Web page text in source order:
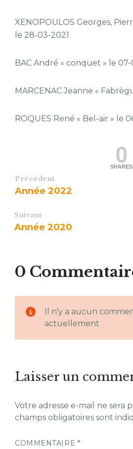
XENOPOULOS Georges,
le 28-03-2021
BAC André « conquet » le 07-
MARCENAC Jeanne «
ROQUES René « Bel-air » le
0
SHARES
Précédent
Année 2022
Suivant
Année 2020
0
Il n'y a aucun
actuellement
Laisser un
Votre adresse e-mail ne sera
champs obligatoires sont
COMMENTAIRE *